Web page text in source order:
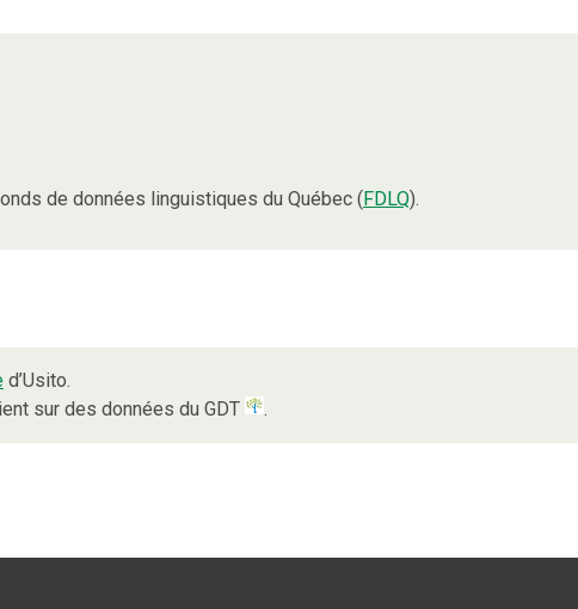
de données linguistiques du Québec (FDLQ).
d’Usito.
sur des données du GDT
.